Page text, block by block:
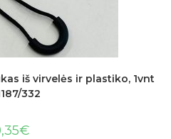
iš virvelės ir plastiko, 1vnt
332
€